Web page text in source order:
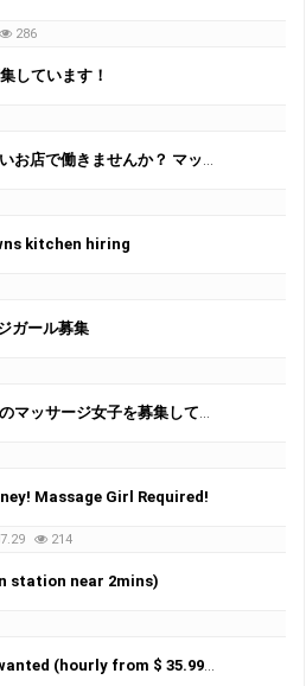
286
しています！
ブリスベンcityで綺麗な忙しいお店で働きませんか？ マッサージ店では1日 $1000-$2000 + per day
kitchen hiring
ガール募集
$$$$$$$$ブリスベンで高給のマッサージ女子を募集しています！ $$$$$$$$
Massage Girl Required!
214
station near 2mins)
Meat processing workers wanted (hourly from $ 35.99 to 38.50)